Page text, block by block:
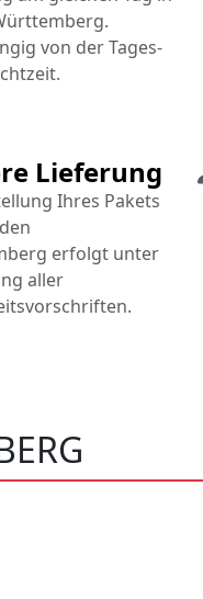
Lieferung
Ihres Pakets
erfolgt unter
aller
von der Tages-